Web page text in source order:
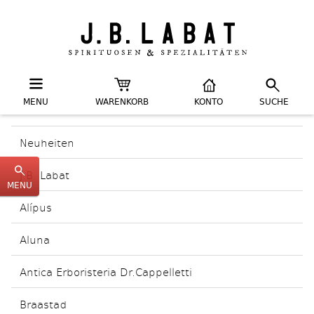
MENU WARENKORB KONTO SUCHE
Neuheiten
J.B. Labat
Alípus
Aluna
Antica Erboristeria Dr.Cappelletti
Braastad
MENU